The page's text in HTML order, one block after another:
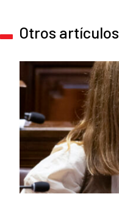
Otros artículos